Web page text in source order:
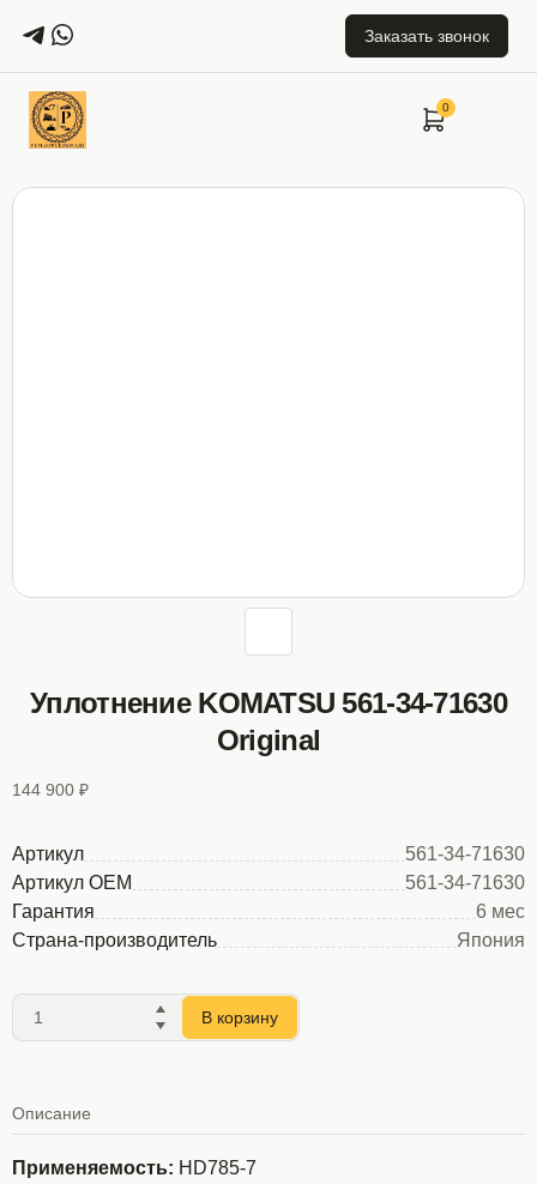
Заказать звонок
Уплотнение KOMATSU 561-34-71630
Original
144 900 ₽
Артикул
561-34-71630
Артикул OEM
561-34-71630
Гарантия
6 мес
Страна-производитель
Япония
В корзину
Описание
Применяемость: HD785-7